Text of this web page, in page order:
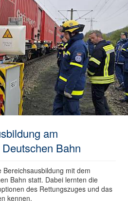
am
Bahn
mit dem
Bahn statt. Dabei lernten die
des Rettungszuges und das
kennen.